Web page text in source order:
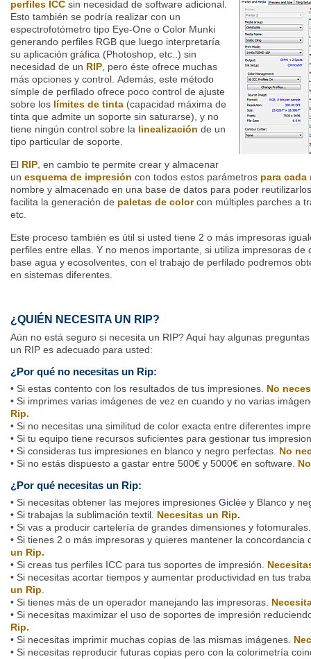
perfiles ICC sin necesidad de software adicional.
Esto también se podría realizar con un
espectrofotómetro tipo Eye-One o Color Munki
generando perfiles RGB que luego interpretaría
su aplicación gráfica (Photoshop, etc..) sin
necesidad de un RIP, pero éste ofrece muchas
más opciones y control. Además, este método
símple de perfilado ofrece poco control de ajuste
sobre los límites de tinta (capacidad máxima de
tinta que admite un soporte sin saturarse), y no
tiene ningún control sobre la linealización de un
tipo particular de soporte.
El RIP, en cambio te permite crear y almacenar
un esquema de impresión con todos estos parámetros para cada
nombre y almacenado en una base de datos para poder
facilita la generación de paletas de colorcon múltiples parches a
etc.
Este proceso también es útil si usted tiene 2 o más impresoras
perfiles entre ellas. Y no menos importante, si utiliza impresoras de
base agua y ecosolventes, con el trabajo de perfilado podremos
en sistemas diferentes.
¿QUIÉN NECESITA UN RIP?
Aún no está seguro si necesita un RIP? Aquí hay algunas
un RIP es adecuado para usted:
¿Por qué no necesitas un Rip:
• Si estas contento con los resultados de tus impresiones. No
• Si imprimes varias imágenes de vez en cuando y no varias
Rip.
• Si no necesitas una similitud de color exacta entre diferentes
• Si tu equipo tiene recursos suficientes para gestionar tus
• Si consideras tus impresiones en blanco y negro perfectas. No
• Si no estás dispuesto a gastar entre 500€ y 5000€ en software.
¿Por qué necesitas un Rip:
• Si necesitas obtener las mejores impresiones Giclée y Blanco y
• Si trabajas la sublimación textil. Necesitas un Rip.
• Si vas a producir cartelería de grandes dimensiones y
• Si tienes 2 o más impresoras y quieres mantener la
un Rip.
• Si creas tus perfiles ICC para tus soportes de impresión.
• Si necesitas acortar tiempos y aumentar productividad en tus
un Rip.
• Si tienes más de un operador manejando las impresoras.
• Si necesitas maximizar el uso de soportes de impresión
Rip.
• Si necesitas imprimir muchas copias de las mismas imágenes.
• Si necesitas reproducir futuras copias pero con la colorimetría